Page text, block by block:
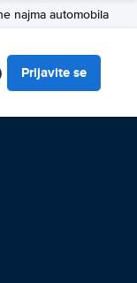
najma automobila
Prijavite se